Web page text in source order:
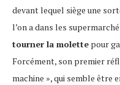
devant lequel siège une
l’on a dans les
tourner la molette pour
Forcément, son premier
machine », qui semble être